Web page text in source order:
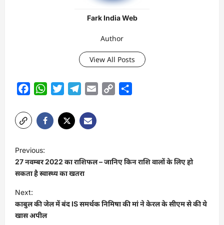
Fark India Web
Author
View All Posts
FacebookWhatsAppTwitterTelegram
Email
Copy
o
s
t
n
a
Previous:
27 नवम्बर 2022 का राशिफल – जानिए किन राशि वालों के लिए हो
सकता है स्वास्थ्य का खतरा
Next:
काबुल की जेल में बंद IS समर्थक निमिषा की मां ने केरल के सीएम से की ये
खास अपील